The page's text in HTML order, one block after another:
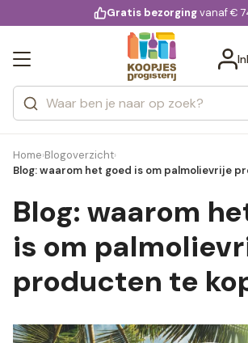
voor 20:00 uur besteld
Gratis bezorgingvanaf €
Zoeken
Categorieën
Merken
Home›Blogoverzicht›
Blog: waarom het goed is om palmolievrije
Blog: waarom
is om
producten te